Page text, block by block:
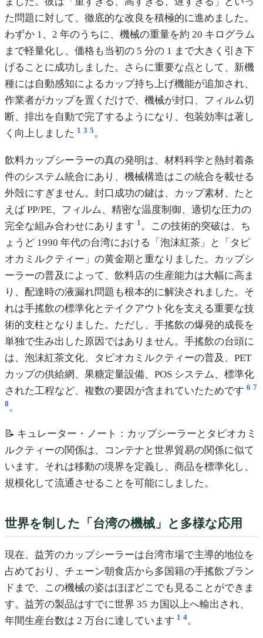
た問題に対して、徹底的な改良を積極的に進めました。
わずか 1、2 年のうちに、機械の重量を約 20 キログラム
まで軽量化し、価格も当初の 5 分の 1 まで大きく引き下
げることに成功しました。さらに重要な点として、新機
種には自動感知によるカップ持ち上げ機能が追加され、
作業者がカップを置くだけで、機械が封口、フィルム切
断、排出を自動で完了するようになり、包装効率は著し
く向上しました 1 3 5。
飲料カップシーラーの真の発明は、材料科学と熱封着条
件のシステム統合にあり、機械構造はこの統合を載せる
外殻にすぎません。封口成功の鍵は、カップ素材、たと
えば PP/PE、フィルム、精密な温度制御、適切な圧力の
完全な組み合わせにあります 1。この技術的突破は、ち
ょうど 1990 年代の台湾における「泡沫紅茶」と「タピ
オカミルクティー」の黄金期と重なりました。カップシ
ーラーの普及によって、飲料店の生産能力は大幅に高ま
り、配達時の液漏れ問題も根本的に解決されました。そ
れは手搖飲の標準化とテイクアウト化を支える重要な技
術的支柱となりました。ただし、手搖飲の爆発的成長を
単独で生み出した原因ではありません。手搖飲の台頭に
は、泡沫紅茶文化、タピオカミルクティーの普及、PET
カップの供給網、果糖定量設備、POS システム、標準化
された工程など、複数の要因が含まれていたためです 6 7
8。
📝 キュレーター・ノート：カップシーラーとタピオカミ
ルクティーの関係は、コンテナと世界貿易の関係に似て
います。それは移動の境界を定義し、商品を標準化し、
規模化して流通させることを可能にしました。
世界を制した「台湾の機械」と多様な応用
現在、益芳のカップシーラーは台湾市場で主導的地位を
占めており、チェーン朝食店から多国籍の手搖飲ブラン
ドまで、この機械の姿はほぼどこでも見ることができま
す。益芳の製品はすでに世界 35 カ国以上へ輸出され、
年間生産台数は 2 万台に達しています 1 4。